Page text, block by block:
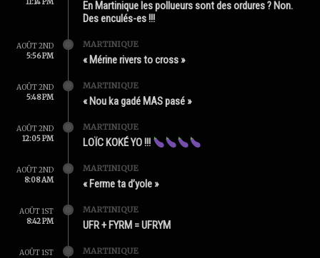
11:14 PM
En Martinique les pollueurs sont des ordures ? Non.
Des enculés-es !!!
AOÛT 2ND
5:56 PM
MARTINIQUE
« Mérine rivers to cross »
AOÛT 2ND
5:48 PM
MARTINIQUE
« Nou ka gadé MAS pasé »
AOÛT 2ND
12:05 PM
MARTINIQUE
LOÏC KOKÉ YO !!!
AOÛT 2ND
8:08 AM
MARTINIQUE
« Ferme ta d’yole »
AOÛT 1ST
8:42 PM
MARTINIQUE
UFR + FYRM = UFRYM
AOÛT 1ST
MARTINIQUE